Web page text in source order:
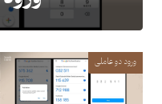
ورود دو عاملی